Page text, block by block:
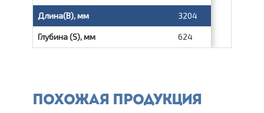
Длина(В), мм 3204
Глубина (S), мм 624
Похожая продукция